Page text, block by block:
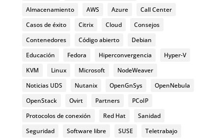
Almacenamiento
AWS Azure
Call Center
Casos de éxito
Citrix Cloud
Consejos
Contenedores
Código abierto
Debian
Educación
Fedora Hiperconvergencia
Hyper-V
KVM
Linux Microsoft
NodeWeaver
Noticias UDS
Nutanix OpenGnSys
OpenNebula
OpenStack
Ovirt Partners
PCoIP
Protocolos de conexión
Red Hat
Sanidad
Seguridad
Software libre SUSE
Teletrabajo